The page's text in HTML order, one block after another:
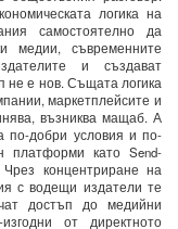
логика на
самостоятелно да
медии, съвременните
и създават
не е нов. Същата логика
маркетплейсите и
възниква мащаб. А
по-добри условия и по-
платформи като Send-
концентриране на
с водещи издатели те
достъп до медийни
от директното